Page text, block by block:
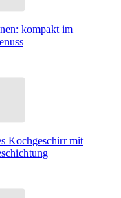
kompakt im
Kochgeschirr mit